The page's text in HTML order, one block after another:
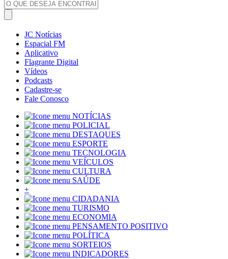
JC Notícias
Espacial FM
Aplicativo
Flagrante Digital
Vídeos
Podcasts
Cadastre-se
Fale Conosco
NOTÍCIAS
POLICIAL
DESTAQUES
ESPORTE
TECNOLOGIA
VEÍCULOS
CULTURA
SAÚDE
+
CIDADANIA
TURISMO
ECONOMIA
PENSAMENTO POSITIVO
POLÍTICA
SORTEIOS
INDICADORES